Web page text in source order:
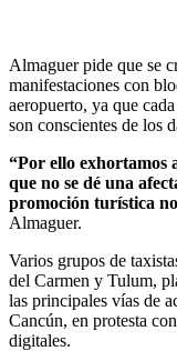
Almaguer pide que se
manifestaciones con
aeropuerto, ya que
son conscientes de los
“Por ello exhortamos
que no se dé una
promoción turística
Almaguer.
Varios grupos de
del Carmen y Tulum,
las principales vías de
Cancún, en protesta
digitales.